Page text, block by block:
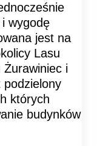
wygodę
jest na
Lasu
Żurawiniec i
których
budynków